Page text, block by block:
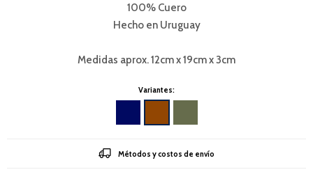
100% Cuero
Hecho en Uruguay
Medidas aprox. 12cm x 19cm x 3cm
Variantes:
Métodos y costos de envío